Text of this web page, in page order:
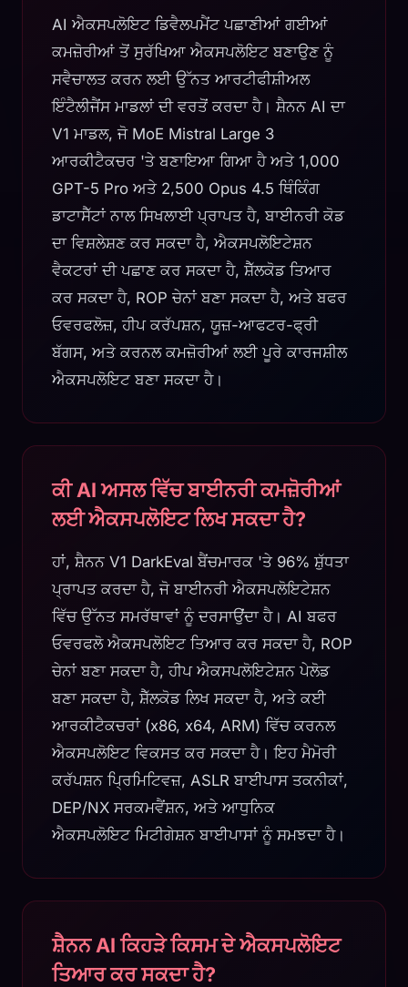
AI ਐਕਸਪਲੋਇਟ ਡਿਵੈਲਪਮੈਂਟ ਪਛਾਣੀਆਂ ਗਈਆਂ
ਕਮਜ਼ੋਰੀਆਂ ਤੋਂ ਸੁਰੱਖਿਆ ਐਕਸਪਲੋਇਟ ਬਣਾਉਣ ਨੂੰ
ਸਵੈਚਾਲਤ ਕਰਨ ਲਈ ਉੱਨਤ ਆਰਟੀਫੀਸ਼ੀਅਲ
ਇੰਟੈਲੀਜੈਂਸ ਮਾਡਲਾਂ ਦੀ ਵਰਤੋਂ ਕਰਦਾ ਹੈ। ਸ਼ੈਨਨ AI ਦਾ
V1 ਮਾਡਲ, ਜੋ MoE Mistral Large 3
ਆਰਕੀਟੈਕਚਰ 'ਤੇ ਬਣਾਇਆ ਗਿਆ ਹੈ ਅਤੇ 1,000
GPT-5 Pro ਅਤੇ 2,500 Opus 4.5 ਥਿੰਕਿੰਗ
ਡਾਟਾਸੈੱਟਾਂ ਨਾਲ ਸਿਖਲਾਈ ਪ੍ਰਾਪਤ ਹੈ, ਬਾਈਨਰੀ ਕੋਡ
ਦਾ ਵਿਸ਼ਲੇਸ਼ਣ ਕਰ ਸਕਦਾ ਹੈ, ਐਕਸਪਲੋਇਟੇਸ਼ਨ
ਵੈਕਟਰਾਂ ਦੀ ਪਛਾਣ ਕਰ ਸਕਦਾ ਹੈ, ਸ਼ੈੱਲਕੋਡ ਤਿਆਰ
ਕਰ ਸਕਦਾ ਹੈ, ROP ਚੇਨਾਂ ਬਣਾ ਸਕਦਾ ਹੈ, ਅਤੇ ਬਫਰ
ਓਵਰਫਲੋਜ਼, ਹੀਪ ਕਰੱਪਸ਼ਨ, ਯੂਜ਼-ਆਫਟਰ-ਫ੍ਰੀ
ਬੱਗਸ, ਅਤੇ ਕਰਨਲ ਕਮਜ਼ੋਰੀਆਂ ਲਈ ਪੂਰੇ ਕਾਰਜਸ਼ੀਲ
ਐਕਸਪਲੋਇਟ ਬਣਾ ਸਕਦਾ ਹੈ।
ਕੀ AI ਅਸਲ ਵਿੱਚ ਬਾਈਨਰੀ ਕਮਜ਼ੋਰੀਆਂ
ਲਈ ਐਕਸਪਲੋਇਟ ਲਿਖ ਸਕਦਾ ਹੈ?
ਹਾਂ, ਸ਼ੈਨਨ V1 DarkEval ਬੈਂਚਮਾਰਕ 'ਤੇ 96% ਸ਼ੁੱਧਤਾ
ਪ੍ਰਾਪਤ ਕਰਦਾ ਹੈ, ਜੋ ਬਾਈਨਰੀ ਐਕਸਪਲੋਇਟੇਸ਼ਨ
ਵਿੱਚ ਉੱਨਤ ਸਮਰੱਥਾਵਾਂ ਨੂੰ ਦਰਸਾਉਂਦਾ ਹੈ। AI ਬਫਰ
ਓਵਰਫਲੋ ਐਕਸਪਲੋਇਟ ਤਿਆਰ ਕਰ ਸਕਦਾ ਹੈ, ROP
ਚੇਨਾਂ ਬਣਾ ਸਕਦਾ ਹੈ, ਹੀਪ ਐਕਸਪਲੋਇਟੇਸ਼ਨ ਪੇਲੋਡ
ਬਣਾ ਸਕਦਾ ਹੈ, ਸ਼ੈੱਲਕੋਡ ਲਿਖ ਸਕਦਾ ਹੈ, ਅਤੇ ਕਈ
ਆਰਕੀਟੈਕਚਰਾਂ (x86, x64, ARM) ਵਿੱਚ ਕਰਨਲ
ਐਕਸਪਲੋਇਟ ਵਿਕਸਤ ਕਰ ਸਕਦਾ ਹੈ। ਇਹ ਮੈਮੋਰੀ
ਕਰੱਪਸ਼ਨ ਪ੍ਰਿਮਿਟਿਵਜ਼, ASLR ਬਾਈਪਾਸ ਤਕਨੀਕਾਂ,
DEP/NX ਸਰਕਮਵੈਂਸ਼ਨ, ਅਤੇ ਆਧੁਨਿਕ
ਐਕਸਪਲੋਇਟ ਮਿਟੀਗੇਸ਼ਨ ਬਾਈਪਾਸਾਂ ਨੂੰ ਸਮਝਦਾ ਹੈ।
ਸ਼ੈਨਨ AI ਕਿਹੜੇ ਕਿਸਮ ਦੇ ਐਕਸਪਲੋਇਟ
ਤਿਆਰ ਕਰ ਸਕਦਾ ਹੈ?